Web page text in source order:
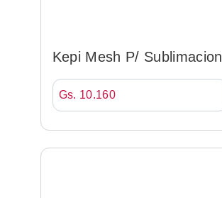
Kepi Mesh P/ Sublimacion
Blanco
Gs. 10.160